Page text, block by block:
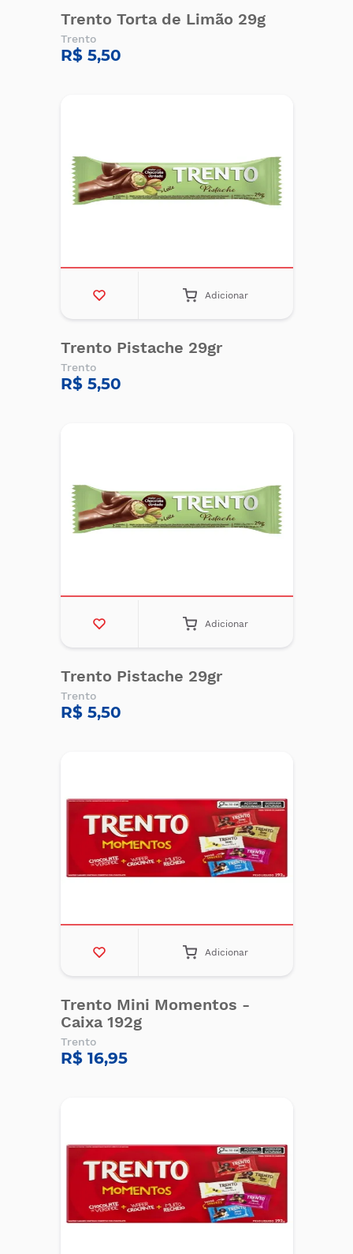
Trento Torta de Limão 29g
Trento
R$ 5,50
Adicionar
Trento Pistache 29gr
Trento
R$ 5,50
Adicionar
Trento Pistache 29gr
Trento
R$ 5,50
Adicionar
Trento Mini Momentos -
Caixa 192g
Trento
R$ 16,95